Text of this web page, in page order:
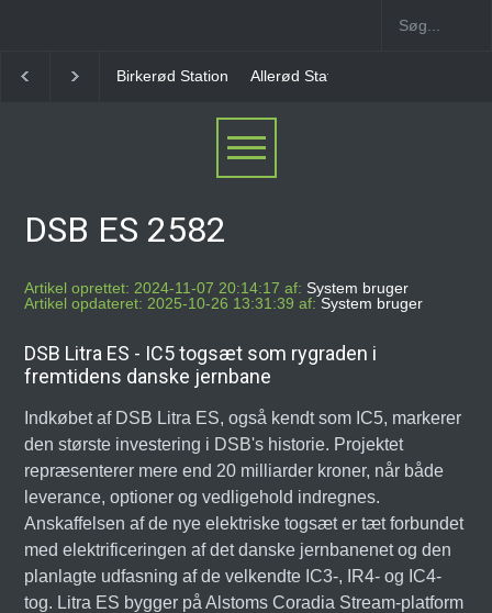
Station Allerød Station Favrholm Station
DSB ES 2582
Artikel oprettet: 2024-11-07 20:14:17 af: System bruger
Artikel opdateret: 2025-10-26 13:31:39 af: System bruger
DSB Litra ES - IC5 togsæt som rygraden i
fremtidens danske jernbane
Indkøbet af DSB Litra ES, også kendt som IC5, markerer
den største investering i DSB's historie. Projektet
repræsenterer mere end 20 milliarder kroner, når både
leverance, optioner og vedligehold indregnes.
Anskaffelsen af de nye elektriske togsæt er tæt forbundet
med elektrificeringen af det danske jernbanenet og den
planlagte udfasning af de velkendte IC3-, IR4- og IC4-
tog. Litra ES bygger på Alstoms Coradia Stream-platform